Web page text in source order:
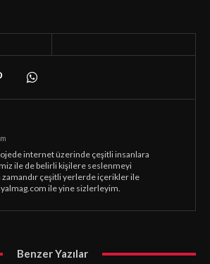
internet üzerinde çeşitli insanlara
ile de belirli kişilere seslenmeyi
zamandır çeşitli yerlerde içerikler ile
ile yine sizlerleyim.
Benzer Yazılar